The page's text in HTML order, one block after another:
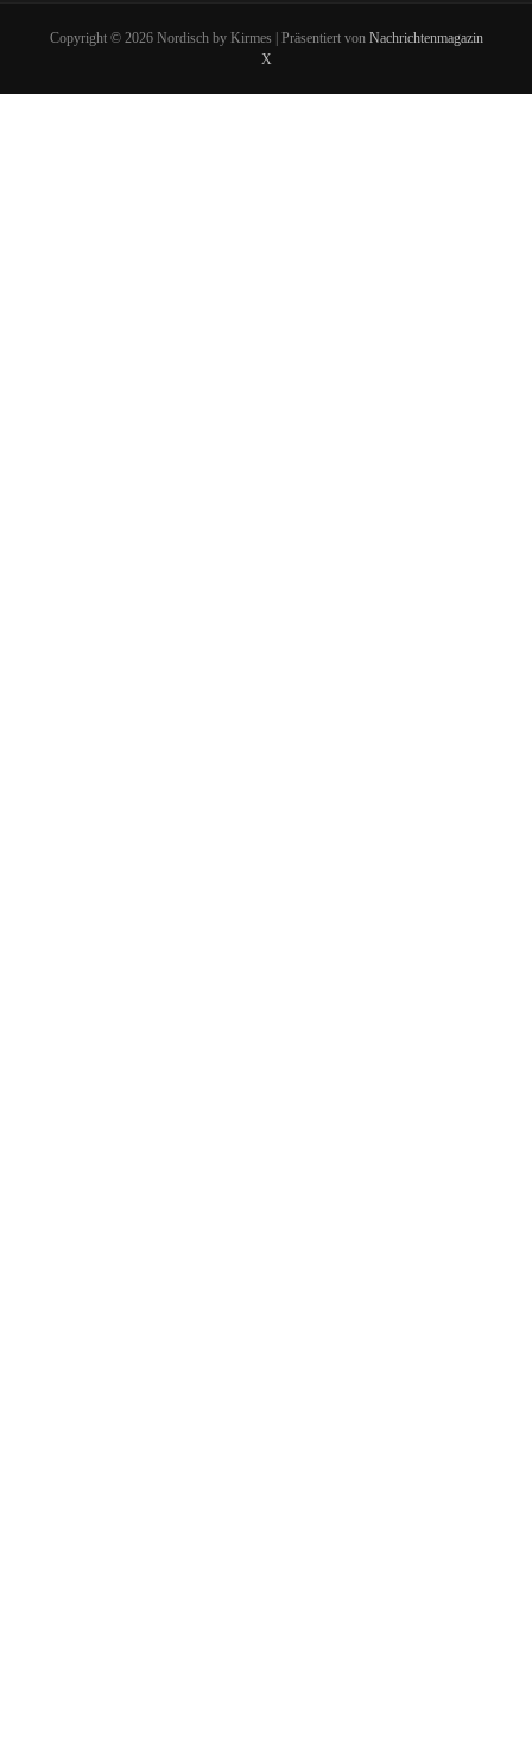
Copyright © 2026 Nordisch by Kirmes | Präsentiert von Nachrichtenmagazin
X